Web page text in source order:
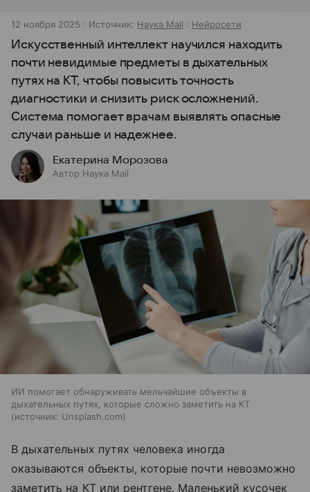
12 ноября 2025 Источник: Наука Mail Нейросети
Искусственный интеллект научился находить
почти невидимые предметы в дыхательных
путях на КТ, чтобы повысить точность
диагностики и снизить риск осложнений.
Система помогает врачам выявлять опасные
случаи раньше и надежнее.
Екатерина Морозова
Автор Наука Mail
ИИ помогает обнаруживать мельчайшие объекты в
дыхательных путях, которые сложно заметить на КТ
источник: Unsplash.com
В дыхательных путях человека иногда
оказываются объекты, которые почти невозможно
заметить на КТ или рентгене. Маленький кусочек